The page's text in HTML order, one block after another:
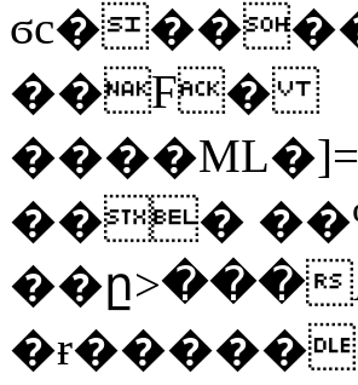
��F�
���
��ը>���